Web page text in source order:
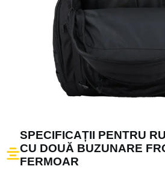
SPECIFICAȚII PENTRU
CU DOUĂ BUZUNARE
FERMOAR